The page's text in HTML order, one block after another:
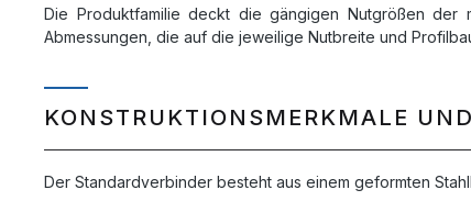
Die Produktfamilie deckt die gängigen Nutgrößen der
Abmessungen, die auf die jeweilige Nutbreite und
KONSTRUKTIONSMERKMALE
Der Standardverbinder besteht aus einem geformten